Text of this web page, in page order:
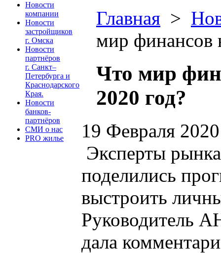
Новости
компании
Новости
застройщиков
г. Омска
Новости
партнёров
г. Санкт–
Петербурга и
Краснодарского
Края.
Новости
банков-
партнёров
СМИ о нас
PRO жилье
Главная >
мир финансов
Что мир
2020 год?
19 Февраля 2020
Эксперты
поделились
выстроить
Руководитель
дала